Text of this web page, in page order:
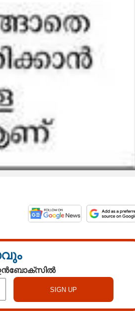
ഇൻബോക്സിൽ